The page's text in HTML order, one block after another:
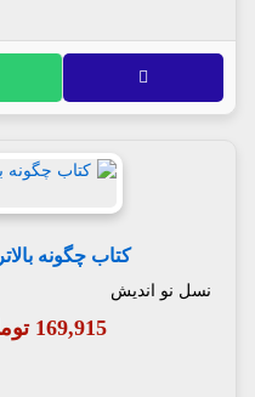
کتاب چگونه
نسل نو اندیش
169,915 تومان